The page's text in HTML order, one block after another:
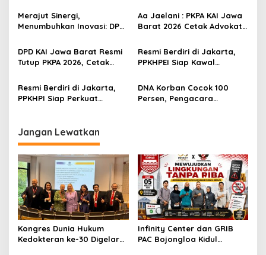
o
Semangat “Ti Asep Ku Asep
Keur Indonesia
Praktisi Hukum Indonesia di
Kancah Internasional
Merajut Sinergi,
Menumbuhkan Inovasi: DPP
Siapkan Pusat Mediasi
Dirgantara Kelas Dunia
Aa Jaelani : PKPA KAI Jawa
Barat 2026 Cetak Advokat
DPD KAI Jawa Barat Resmi
Tutup PKPA 2026, Cetak
Berintegritas Hadapi
Tantangan Hukum Modern
Resmi Berdiri di Jakarta,
PPKHPEI Siap Kawal
Pertambangan dan Energi
Nasional
Resmi Berdiri di Jakarta,
PPKHPI Siap Perkuat
Properti Indonesia
DNA Korban Cocok 100
Persen, Pengacara
Jangan Lewatkan
Kongres Dunia Hukum
Kedokteran ke-30 Digelar
Infinity Center dan GRIB
PAC Bojongloa Kidul